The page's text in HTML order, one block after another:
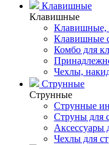
Клавишные
Клавишные
Клавишные
Комбо для
Чехлы,
Струнные
Струнные
Струнные
Струны для
Аксессуары
Чехлы для